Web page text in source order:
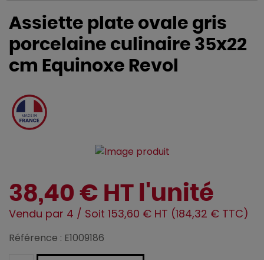
Assiette plate ovale gris
porcelaine culinaire 35x22
cm Equinoxe Revol
38,40 € HT l'unité
Vendu par 4 / Soit 153,60 € HT (184,32 € TTC)
Référence : E1009186